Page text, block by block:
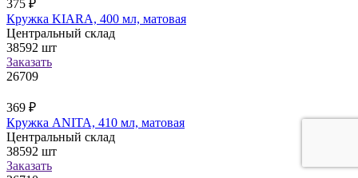
375 ₽
Кружка KIARA, 400 мл, матовая
Центральный склад
38592 шт
Заказать
26709
369 ₽
Кружка ANITA, 410 мл, матовая
Центральный склад
38592 шт
Заказать